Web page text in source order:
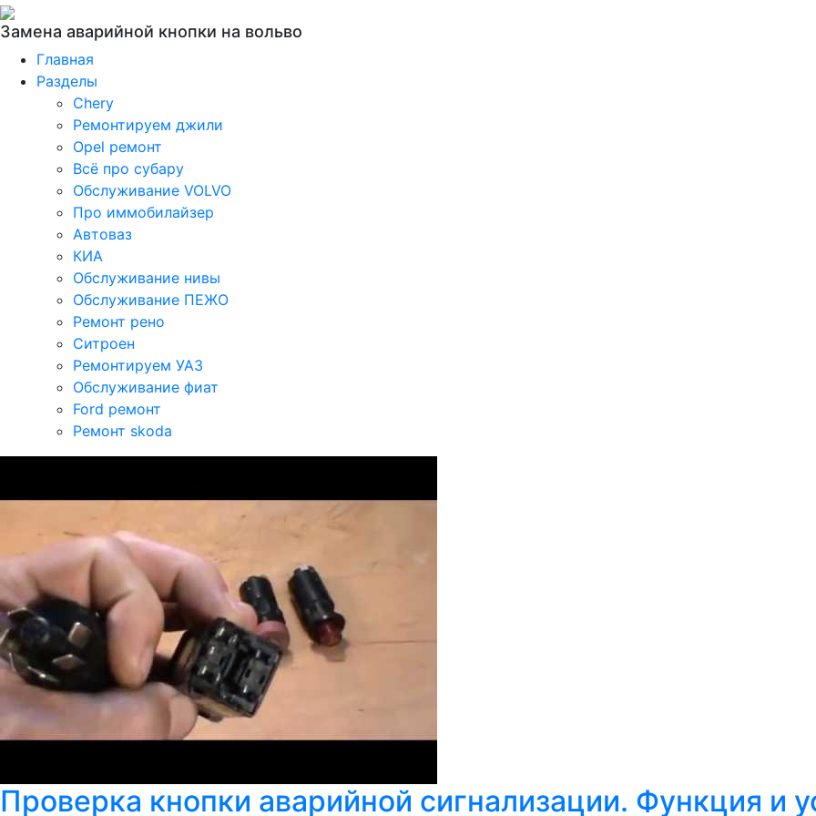
Замена аварийной кнопки на вольво
Главная
Разделы
Chery
Ремонтируем джили
Opel ремонт
Всё про субару
Обслуживание VOLVO
Про иммобилайзер
Автоваз
КИА
Обслуживание нивы
Обслуживание ПЕЖО
Ремонт рено
Ситроен
Ремонтируем УАЗ
Обслуживание фиат
Ford ремонт
Ремонт skoda
Проверка кнопки аварийной сигнализации. Функция и